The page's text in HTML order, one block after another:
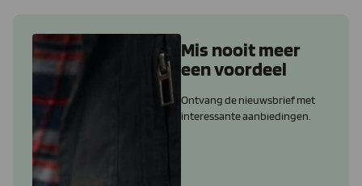
Mis nooit meer
een voordeel
Ontvang de nieuwsbrief met
interessante aanbiedingen.